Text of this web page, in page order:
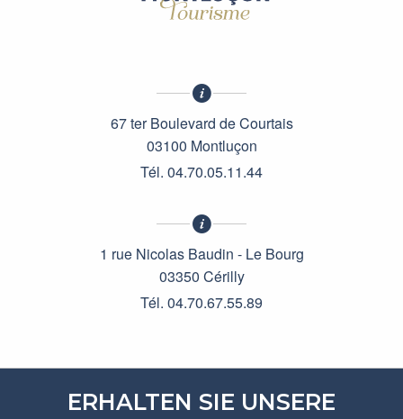
67 ter Boulevard de Courtais
03100 Montluçon
Tél. 04.70.05.11.44
1 rue Nicolas Baudin - Le Bourg
03350 Cérilly
Tél. 04.70.67.55.89
ERHALTEN SIE UNSERE